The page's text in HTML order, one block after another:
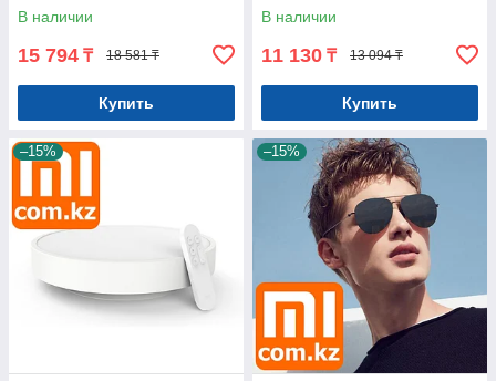
В наличии
15 794 ₸ 18 581 ₸
Купить
В наличии
11 130 ₸ 13 094 ₸
Купить
–15% –15%